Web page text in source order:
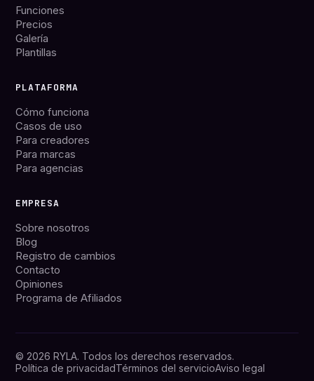
Funciones
Precios
Galería
Plantillas
PLATAFORMA
Cómo funciona
Casos de uso
Para creadores
Para marcas
Para agencias
EMPRESA
Sobre nosotros
Blog
Registro de cambios
Contacto
Opiniones
Programa de Afiliados
© 2026 RYLA. Todos los derechos reservados.
Política de privacidadTérminos del servicioAviso legal